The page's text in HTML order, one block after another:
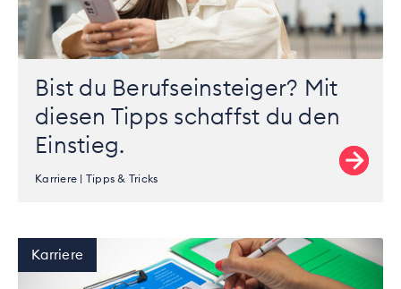
Bist du Berufseinsteiger? Mit
diesen Tipps schaffst du den
Einstieg.
Karriere Tipps & Tricks
Karriere